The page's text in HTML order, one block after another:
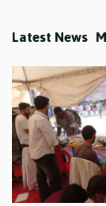
Latest News